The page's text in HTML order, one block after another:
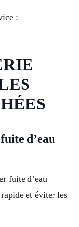
:
d’eau
fuite d’eau
et éviter les